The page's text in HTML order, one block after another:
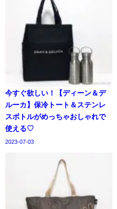
今すぐ欲しい！【ディーン＆デ
ルーカ】保冷トート＆ステンレ
スボトルがめっちゃおしゃれで
使える♡
2023-07-03